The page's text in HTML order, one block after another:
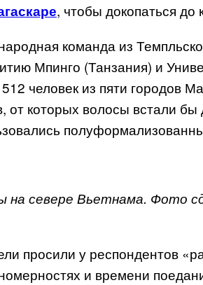
, чтобы докопаться
команда из
Мпинго (Танзания) и
человек из пяти городов
от которых волосы встали
на севере Вьетнама. Фото
просили у респондентов
и времени